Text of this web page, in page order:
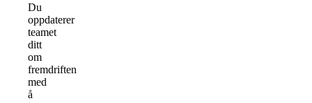
Du
oppdaterer
teamet
ditt
om
fremdriften
med
å